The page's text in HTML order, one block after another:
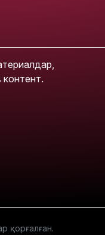
контент.
қорғалған.